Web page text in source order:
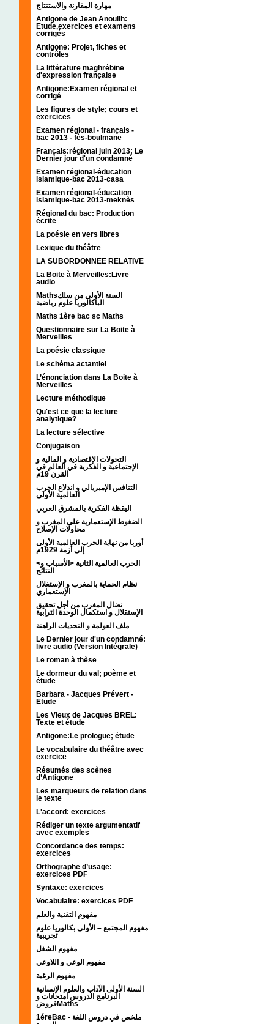
مهارة المقارنة والاستنتاج
Antigone de Jean Anouilh:
Etude,exercices et examens
corrigés
Antigone: Projet, fiches et
contrôles
La littérature maghrébine
d'expression française
Antigone:Examen régional et
corrigé
Les figures de style; cours et
exercices
Examen régional - français -
bac 2013 - fès-boulmane
Français:régional juin 2013; Le
Dernier jour d'un condamné
Examen régional-éducation
islamique-bac 2013-casa
Examen régional-éducation
islamique-bac 2013-meknès
Régional du bac: Production
écrite
La poésie en vers libres
Lexique du théâtre
LA SUBORDONNEE RELATIVE
La Boite à Merveilles:Livre
audio
Mathsالسنة الأولى من سلك
الباكالوريا علوم رياضية
Maths 1ère bac sc Maths
Questionnaire sur La Boite à
Merveilles
La poésie classique
Le schéma actantiel
L’énonciation dans La Boite à
Merveilles
Lecture méthodique
Qu'est ce que la lecture
analytique?
La lecture sélective
Conjugaison
التحولات الإقتصادية و المالية و
الإجتماعية و الفكرية في العالم في
القرن 19م
التنافس الإمبريالي و اندلاع الحرب
العالمية الأولى
اليقظة الفكرية بالمشرق العربي
الضغوط الإستعمارية على المغرب و
محاولات الإصلاح
أوربا من نهاية الحرب العالمية الأولى
إلى أزمة 1929م
<الحرب العالمية الثانية <الأسباب و
النتائج
نظام الحماية بالمغرب و الإستغلال
الإستعماري
نضال المغرب من أجل تحقيق
الإستقلال و استكمال الوحدة الترابية
ملف العولمة و التحديات الراهنة
Le Dernier jour d'un condamné:
livre audio (Version Intégrale)
Le roman à thèse
Le dormeur du val; poème et
étude
Barbara - Jacques Prévert -
Etude
Les Vieux de Jacques BREL:
Texte et étude
Antigone:Le prologue; étude
Le vocabulaire du théâtre avec
exercice
Résumés des scènes
d’Antigone
Les marqueurs de relation dans
le texte
L'accord: exercices
Rédiger un texte argumentatif
avec exemples
Concordance des temps:
exercices
Orthographe d’usage:
exercices PDF
Syntaxe: exercices
Vocabulaire: exercices PDF
مفهوم التقنية والعلم
مفهوم المجتمع – الأولى بكالوريا علوم
تجريبية
مفهوم الشغل
مفهوم الوعي و اللاوعي
مفهوم الرغبة
السنة الأولى الآداب والعلوم الإنسانية
البرنامج الدروس امتحانات و
فروضMaths
1éreBac - ملخص في دروس اللغة